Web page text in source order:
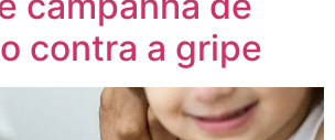
contra a gripe